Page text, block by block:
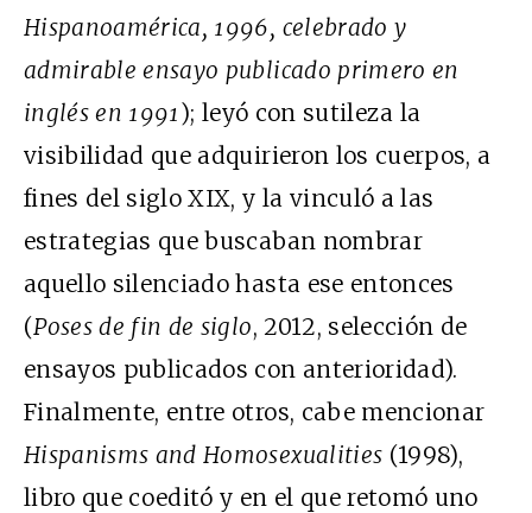
Hispanoamérica, 1996, celebrado y
admirable ensayo publicado primero en
inglés en 1991); leyó con sutileza la
visibilidad que adquirieron los cuerpos, a
fines del siglo XIX, y la vinculó a las
estrategias que buscaban nombrar
aquello silenciado hasta ese entonces
(Poses de fin de siglo, 2012, selección de
ensayos publicados con anterioridad).
Finalmente, entre otros, cabe mencionar
Hispanisms and Homosexualities (1998),
libro que coeditó y en el que retomó uno